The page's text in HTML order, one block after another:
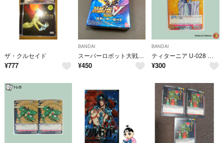
ザ・クルセイド
¥777
BANDAI
スーパーロボット大戦V クルセイド スターターセット SRW-ST01 パック
¥450
BANDAI
ティターニア U-028 クルセイド ( #16024 )
¥300